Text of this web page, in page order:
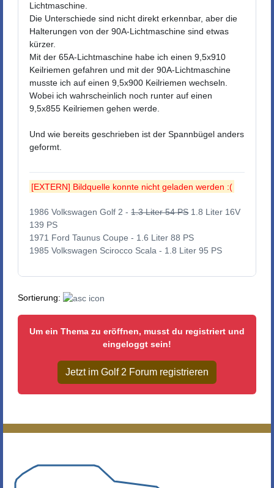
Lichtmaschine.
Die Unterschiede sind nicht direkt erkennbar, aber die
Halterungen von der 90A-Lichtmaschine sind etwas
kürzer.
Mit der 65A-Lichtmaschine habe ich einen 9,5x910
Keilriemen gefahren und mit der 90A-Lichtmaschine
musste ich auf einen 9,5x900 Keilriemen wechseln.
Wobei ich wahrscheinlich noch runter auf einen
9,5x855 Keilriemen gehen werde.
Und wie bereits geschrieben ist der Spannbügel anders
geformt.
[EXTERN] Bildquelle konnte nicht geladen werden :(
1986 Volkswagen Golf 2 -1.3 Liter 54 PS1.8 Liter 16V
139 PS
1971 Ford Taunus Coupe - 1.6 Liter 88 PS
1985 Volkswagen Scirocco Scala - 1.8 Liter 95 PS
Sortierung:
Um ein Thema zu eröffnen, musst du registriert und
eingeloggt sein!
Jetzt im Golf 2 Forum registrieren